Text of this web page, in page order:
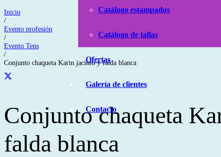
Catálogo estampados
Catálogo de tallas
Ofertas
Galería de clientes
Contacto
Inicio
/
Evento profesión
/
Evento Tens
/
Conjunto chaqueta Karin jacinto y falda blanca
Conjunto chaqueta
falda blanca